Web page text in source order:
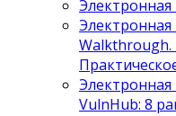
Электронная
Электронная
Walkthrough.
Электронная
VulnHub: 8